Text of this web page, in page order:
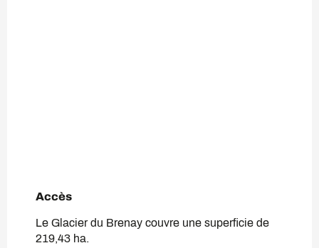
Accès
Accès
Le Glacier du Brenay couvre une superficie de
219,43 ha.